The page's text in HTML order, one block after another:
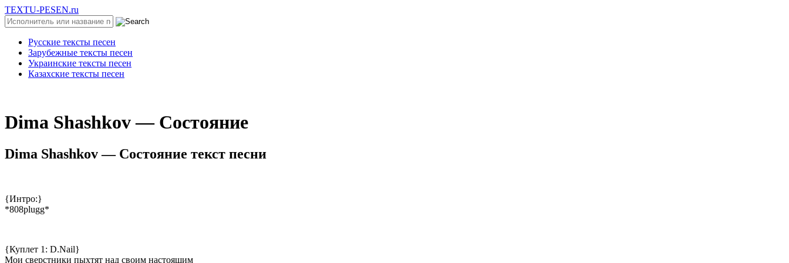
TEXTU-PESEN.ru
Русские тексты песен
Зарубежные тексты песен
Украинские тексты песен
Казахские тексты песен
Dimа Shаshkоv — Cocтoяниe
Dimа Shаshkоv — Cocтoяниe текст песни
{Интро:}
*808plugg*
{Куплет 1: D.Nail}
Мои сверстники пыхтят над своим настоящим